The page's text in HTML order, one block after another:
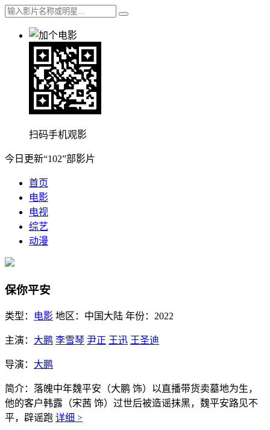
扫码手机观影
今日更新“102”部影片
首页
电影
电视
综艺
动漫
保你平安
类型： 电影 地区： 中国大陆 年份： 2022
主演： 大鹏 李雪琴 尹正 王迅 王圣迪
导演： 大鹏
简介： 落魄中年魏平安（大鹏 饰）以直播带货卖墓地为生，
他的客户韩露（宋茜 饰）过世后被造谣抹黑，魏平安路见不
平，辟谣跑 详细 >